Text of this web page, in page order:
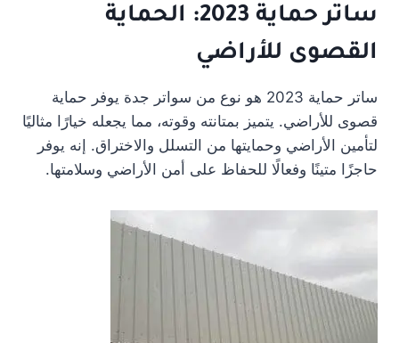
ساتر حماية 2023: الحماية
القصوى للأراضي
ساتر حماية 2023 هو نوع من سواتر جدة يوفر حماية
قصوى للأراضي. يتميز بمتانته وقوته، مما يجعله خيارًا مثاليًا
لتأمين الأراضي وحمايتها من التسلل والاختراق. إنه يوفر
حاجزًا متينًا وفعالًا للحفاظ على أمن الأراضي وسلامتها.